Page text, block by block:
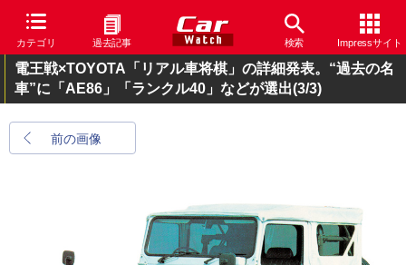
カテゴリ 過去記事 検索 Impressサイト
電王戦×TOYOTA「リアル車将棋」の詳細発表。“過去の名
車”に「AE86」「ランクル40」などが選出(3/3)
前の画像